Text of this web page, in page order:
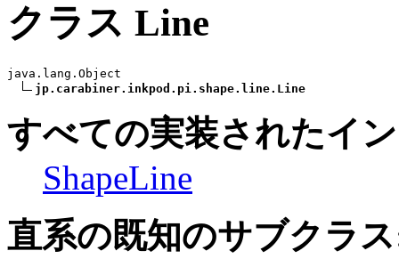
クラス Line
java.lang.Object
jp.carabiner.inkpod.pi.shape.line.Line
すべての実装されたイ
ShapeLine
直系の既知のサブクラ